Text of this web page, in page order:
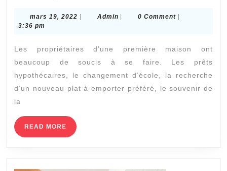
pour
la
sécurité
des
mars 19, 2022 mars
| AdminAdmin
| 0 Comment |
3:36 pm
Les propriétaires d’une première maison ont
beaucoup de soucis à se faire. Les prêts
hypothécaires, le changement d’école, la recherche
d’un nouveau plat à emporter préféré, le souvenir de
la
READ MORE READ
MORE